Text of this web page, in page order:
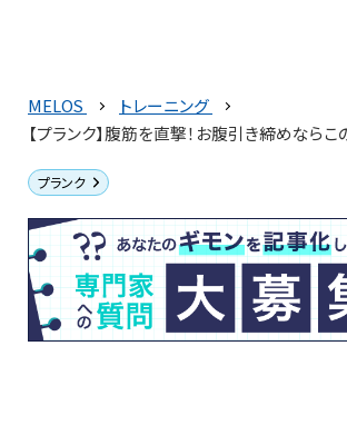
MELOS
トレーニング
【プランク】腹筋を直撃！お腹引き締めなら
プランク